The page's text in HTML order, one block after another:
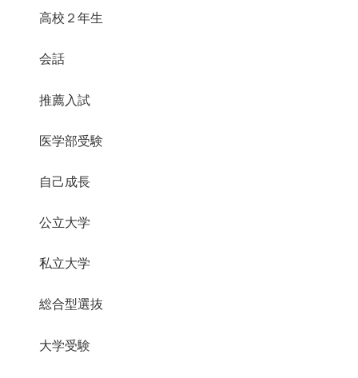
高校２年生
会話
推薦入試
医学部受験
自己成長
公立大学
私立大学
総合型選抜
大学受験